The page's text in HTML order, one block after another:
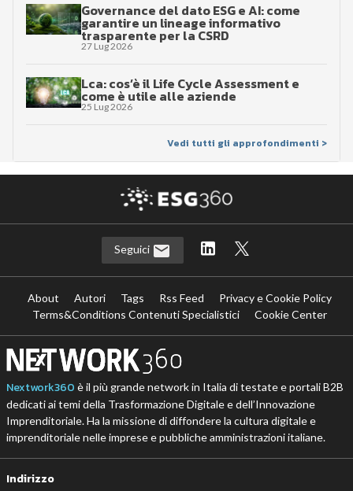
Governance del dato ESG e AI: come
garantire un lineage informativo
trasparente per la CSRD
27 Lug 2026
Lca: cos’è il Life Cycle Assessment e
come è utile alle aziende
25 Lug 2026
Vedi tutti gli approfondimenti >
Seguici
About Autori Tags Rss Feed
Privacy e Cookie Policy
Terms&Conditions Contenuti Specialistici
Cookie Center
Nextwork360 è il più grande network in Italia di testate e portali B2B
dedicati ai temi della Trasformazione Digitale e dell’Innovazione
Imprenditoriale. Ha la missione di diffondere la cultura digitale e
imprenditoriale nelle imprese e pubbliche amministrazioni italiane.
Indirizzo